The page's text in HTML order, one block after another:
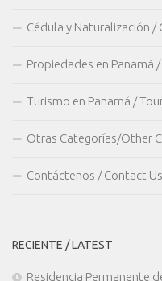
Cédula y Naturalización
Propiedades en Panamá
Turismo en Panamá /
Otras Categorías/Other
Contáctenos / Contact Us
RECIENTE / LATEST
Residencia Permanente